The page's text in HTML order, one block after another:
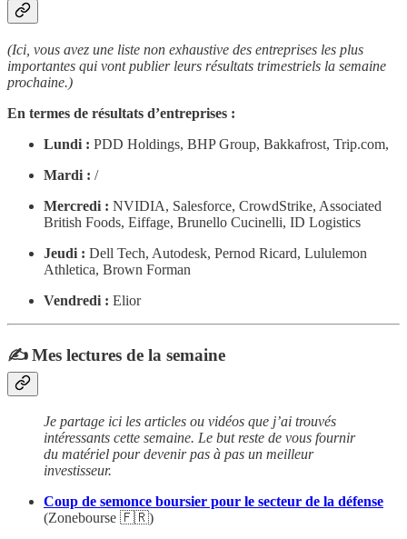
(Ici, vous avez une liste non exhaustive des entreprises les plus
importantes qui vont publier leurs résultats trimestriels la semaine
prochaine.)
En termes de résultats d’entreprises :
Lundi : PDD Holdings, BHP Group, Bakkafrost, Trip.com,
Mardi : /
Mercredi : NVIDIA, Salesforce, CrowdStrike, Associated
British Foods, Eiffage, Brunello Cucinelli, ID Logistics
Jeudi : Dell Tech, Autodesk, Pernod Ricard, Lululemon
Athletica, Brown Forman
Vendredi : Elior
✍️ Mes lectures de la semaine
Je partage ici les articles ou vidéos que j’ai trouvés
intéressants cette semaine. Le but reste de vous fournir
du matériel pour devenir pas à pas un meilleur
investisseur.
Coup de semonce boursier pour le secteur de la défense
(Zonebourse 🇫🇷)